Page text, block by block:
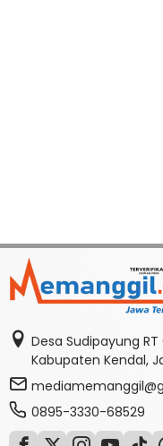
Desa Sudipayung
Kabupaten Kendal,
0895-3330-68529